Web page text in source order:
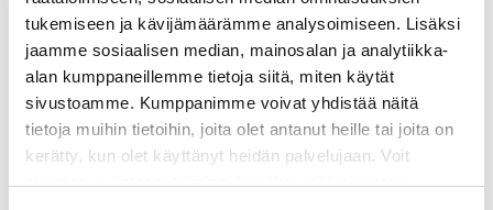
tukemiseen ja kävijämäärämme analysoimiseen. Lisäksi
jaamme sosiaalisen median, mainosalan ja analytiikka-
alan kumppaneillemme tietoja siitä, miten käytät
sivustoamme. Kumppanimme voivat yhdistää näitä
tietoja muihin tietoihin, joita olet antanut heille tai joita on
kerätty, kun olet käyttänyt heidän palvelujaan. Voit
muuttaa evästeasetuksiesi hyväksyntää sivuston
Vieraile Prahan linnan kompleksiin kuuluvassa
Lobkowiczinpalatsissa
Ihaile vanhankaupungin arkkitehtuuria
Tutustu Franz Kafkan elämään hänen
nimikkomuseossaan